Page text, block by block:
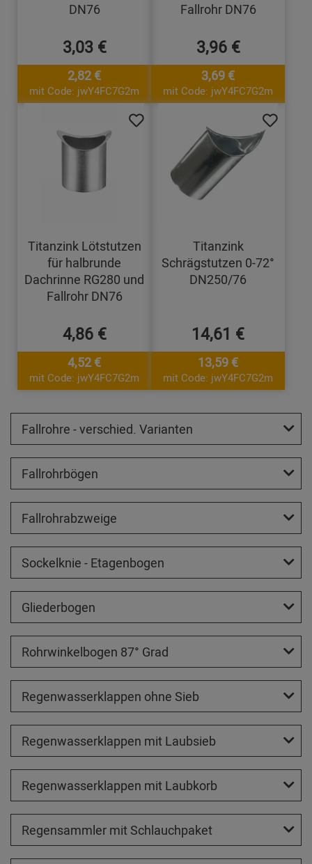
DN76
3,03 €
2,82 €
mit Code: jwY4FC7G2m
Fallrohr DN76
3,96 €
3,69 €
mit Code: jwY4FC7G2m
Titanzink Lötstutzen
für halbrunde
Dachrinne RG280 und
Fallrohr DN76
4,86 €
4,52 €
mit Code: jwY4FC7G2m
Titanzink
Schrägstutzen 0-72°
DN250/76
14,61 €
13,59 €
mit Code: jwY4FC7G2m
Fallrohre - verschied. Varianten
Fallrohrbögen
Fallrohrabzweige
Sockelknie - Etagenbogen
Gliederbogen
Rohrwinkelbogen 87° Grad
Regenwasserklappen ohne Sieb
Regenwasserklappen mit Laubsieb
Regenwasserklappen mit Laubkorb
Regensammler mit Schlauchpaket